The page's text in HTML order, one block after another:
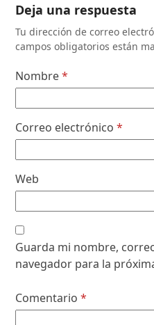
Deja una respuesta
Tu dirección de correo
campos obligatorios están
Nombre*
Correo electrónico*
Web
Guarda mi nombre,
navegador para la
Comentario*